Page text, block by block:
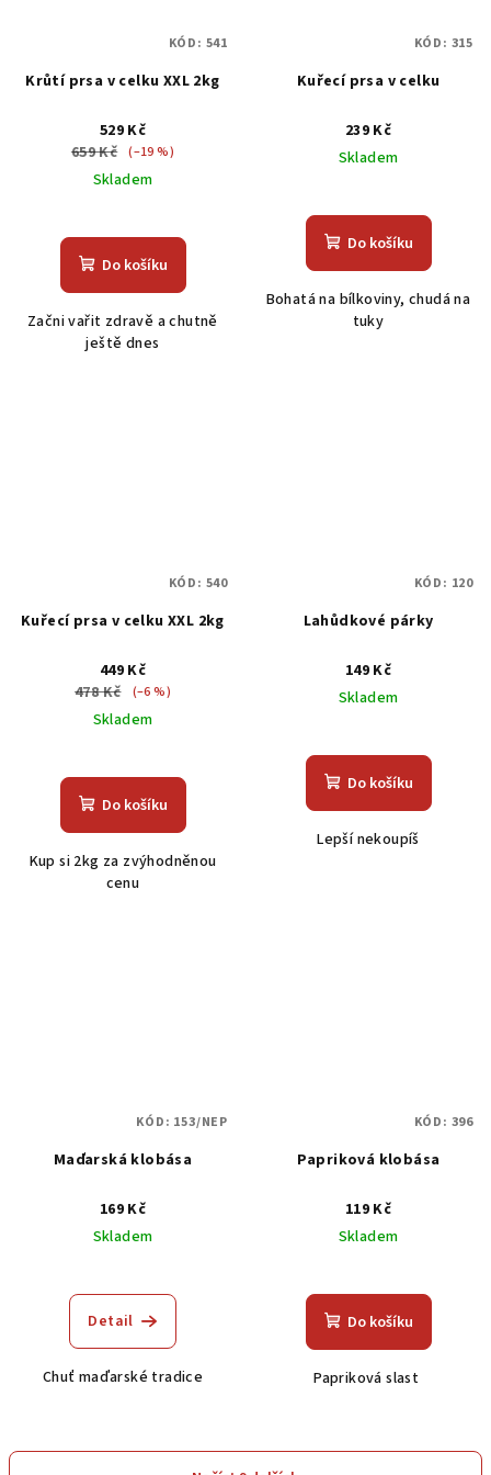
Krůtí prsa v celku XXL 2kg
529 Kč
659 Kč (–19 %)
Skladem
hodnocení
produktu
z
5
Do košíku
Začni vařit zdravě a chutně
ještě dnes
KÓD: 541
Kuřecí prsa v celku
239 Kč
Skladem
hodnocení
produktu
z
5
Do košíku
Bohatá na bílkoviny, chudá na
tuky
KÓD: 315
Kuřecí prsa v celku XXL 2kg
449 Kč
478 Kč
(–6 %)
Skladem
hodnocení
produktu
z
5
Do košíku
Kup si 2kg za zvýhodněnou
cenu
KÓD: 540
Lahůdkové párky
149 Kč
Skladem
hodnocení
produktu
z
Do košíku
Lepší nekoupíš
KÓD: 120
Maďarská klobása
169 Kč
Skladem
hodnocení
produktu
z
Detail
Chuť maďarské tradice
KÓD: 153/NEP
Papriková klobása
119 Kč
Skladem
Do košíku
Papriková slast
KÓD: 396